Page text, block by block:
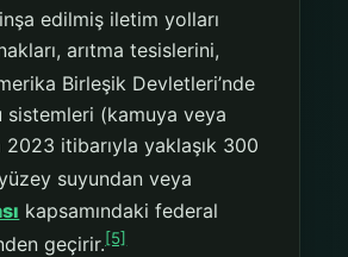
edilmiş iletim yolları
arıtma tesislerini,
Birleşik Devletleri’nde
sistemleri (kamuya veya
itibarıyla yaklaşık 300
suyundan veya
kapsamındaki federal
geçirir.[5]